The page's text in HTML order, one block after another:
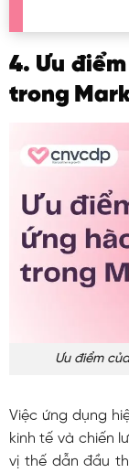
4. Ưu
trong
Ưu điểm
Việc ứng dụng
kinh tế và chiến
vị thế dẫn đầu